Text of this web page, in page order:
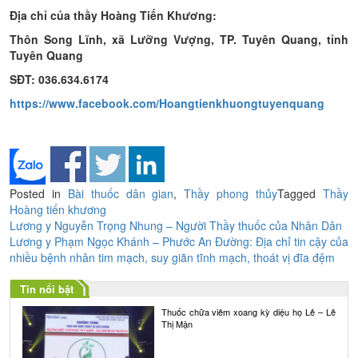
Địa chỉ của thầy Hoàng Tiến Khương:
Thôn Song Lĩnh, xã Lưỡng Vượng, TP. Tuyên Quang, tỉnh
Tuyên Quang
SĐT: 036.634.6174
https://www.facebook.com/Hoangtienkhuongtuyenquang
Posted in Bài thuốc dân gian,Thầy phong thủyTaggedThầy
Hoàng tiến khương
Điều
hướng
bài
viết
Lương y Nguyễn Trọng Nhung – Người Thầy thuốc của Nhân Dân
Lương y Phạm Ngọc Khánh – Phước An Đường: Địa chỉ tin cậy của
nhiều bệnh nhân tim mạch, suy giãn tĩnh mạch, thoát vị đĩa đệm
Tin nổi bật
Thuốc chữa viêm xoang kỳ diệu họ Lê – Lê
Thị Mận